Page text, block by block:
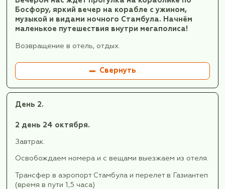
Программа тура
День 1.
Вылет из Москвы (Шереметьево С)
Прилет в Стамбул. Прохождение
контроля, получение багажа.